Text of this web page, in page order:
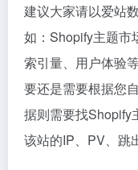
建议大家请以爱站
如：Shopify主题市
索引量、用户体验
要还是需要根据您
据则需要找Shopify
该站的IP、PV、跳